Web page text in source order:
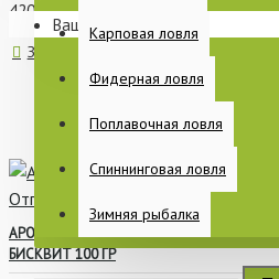
Раскладушки
ПИТАНИЕ
Карповая ловля
Фидерная ловля
Поплавочная ловля
Спиннинговая ловля
Зимняя рыбалка
Ваша корзина пуста!
420р.
Задать вопрос
АРОМАКОНЦЕНТРАТ ПОЙМАЛ - ОТПУСТИ
БИСКВИТ 100 ГР